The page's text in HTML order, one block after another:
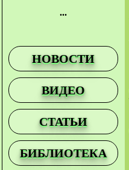
...
НОВОСТИ
ВИДЕО
СТАТЬИ
БИБЛИОТЕКА